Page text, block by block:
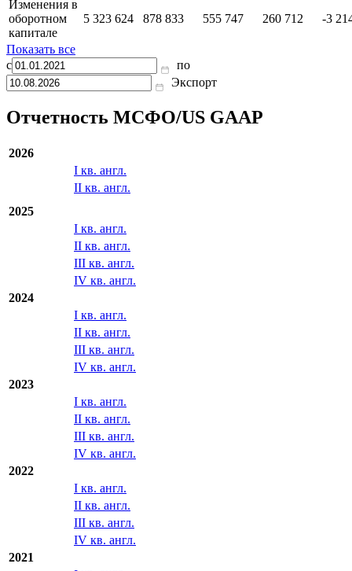
Изменения в
оборотном
капитале
5 323 624 878 833 555 747 260 712 -3
Показать все
с
по
Экспорт
Отчетность МСФО/US GAAP
2026
I кв. англ.
II кв. англ.
2025
I кв. англ.
II кв. англ.
III кв. англ.
IV кв. англ.
2024
I кв. англ.
II кв. англ.
III кв. англ.
IV кв. англ.
2023
I кв. англ.
II кв. англ.
III кв. англ.
IV кв. англ.
2022
I кв. англ.
II кв. англ.
III кв. англ.
IV кв. англ.
2021